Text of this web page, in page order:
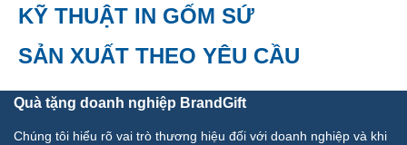
KỸ THUẬT IN GỐM SỨ
SẢN XUẤT THEO YÊU CẦU
Quà tặng doanh nghiệp BrandGift
Chúng tôi hiểu rõ vai trò thương hiệu đối với doanh nghiệp và khi